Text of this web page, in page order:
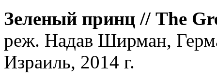
Зеленый принц // The
реж. Надав Ширман,
Израиль, 2014 г.